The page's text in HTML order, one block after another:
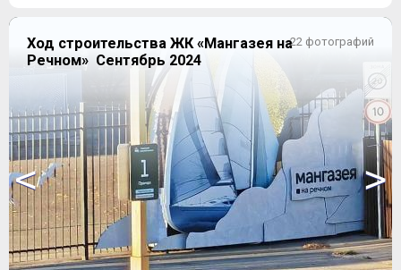
22 фотографий
Ход строительства ЖК «Мангазея на
Речном» Сентябрь 2024
< >